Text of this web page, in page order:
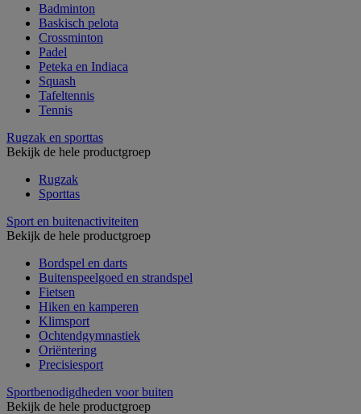
Badminton
Baskisch pelota
Crossminton
Padel
Peteka en Indiaca
Squash
Tafeltennis
Tennis
Rugzak en sporttas
Bekijk de hele productgroep
Rugzak
Sporttas
Sport en buitenactiviteiten
Bekijk de hele productgroep
Bordspel en darts
Buitenspeelgoed en strandspel
Fietsen
Hiken en kamperen
Klimsport
Ochtendgymnastiek
Oriëntering
Precisiesport
Sportbenodigdheden voor buiten
Bekijk de hele productgroep